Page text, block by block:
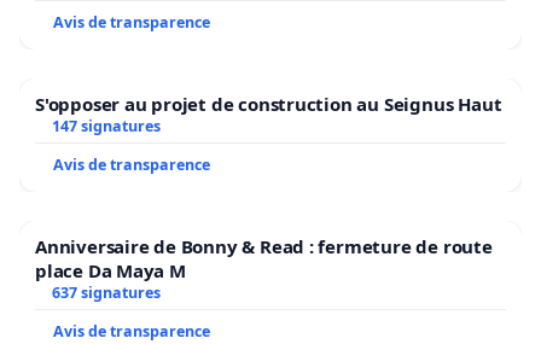
Avis de transparence
S'opposer au projet de construction au Seignus Haut
147 signatures
Avis de transparence
Anniversaire de Bonny & Read : fermeture de route
place Da Maya M
637 signatures
Avis de transparence